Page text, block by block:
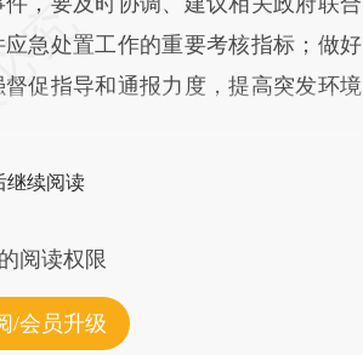
急处置工作的重要考核指标；做好
促指导和通报力度，提高突发环境
继续阅读
阅读权限
/会员升级